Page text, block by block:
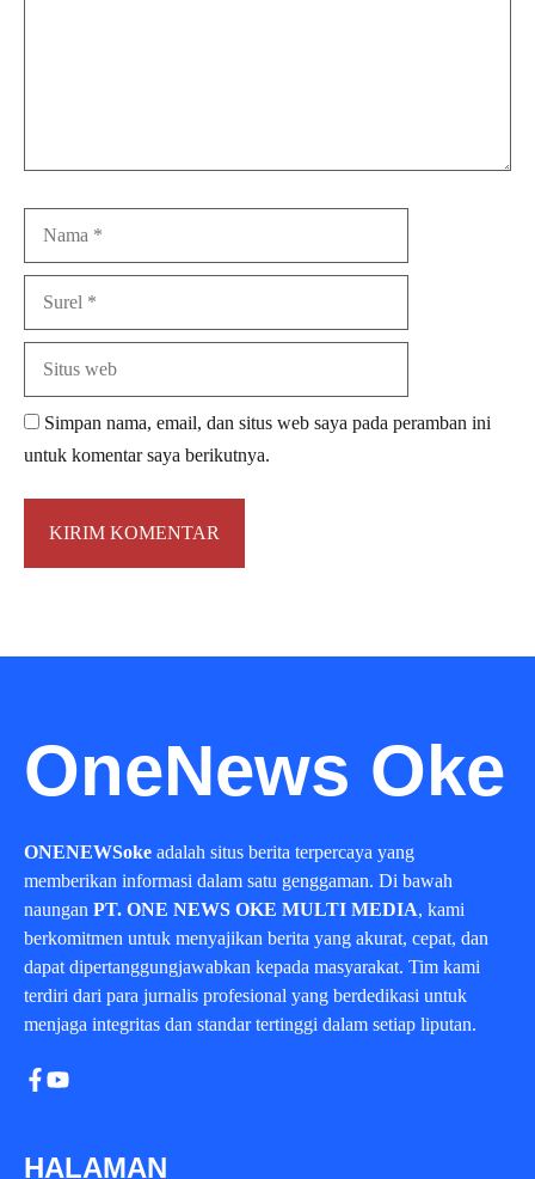
Simpan nama, email, dan situs web saya pada peramban ini
untuk komentar saya berikutnya.
OneNews Oke
ONENEWSoke adalah situs berita terpercaya yang
memberikan informasi dalam satu genggaman. Di bawah
naungan PT. ONE NEWS OKE MULTI MEDIA, kami
berkomitmen untuk menyajikan berita yang akurat, cepat, dan
dapat dipertanggungjawabkan kepada masyarakat. Tim kami
terdiri dari para jurnalis profesional yang berdedikasi untuk
menjaga integritas dan standar tertinggi dalam setiap liputan.
HALAMAN